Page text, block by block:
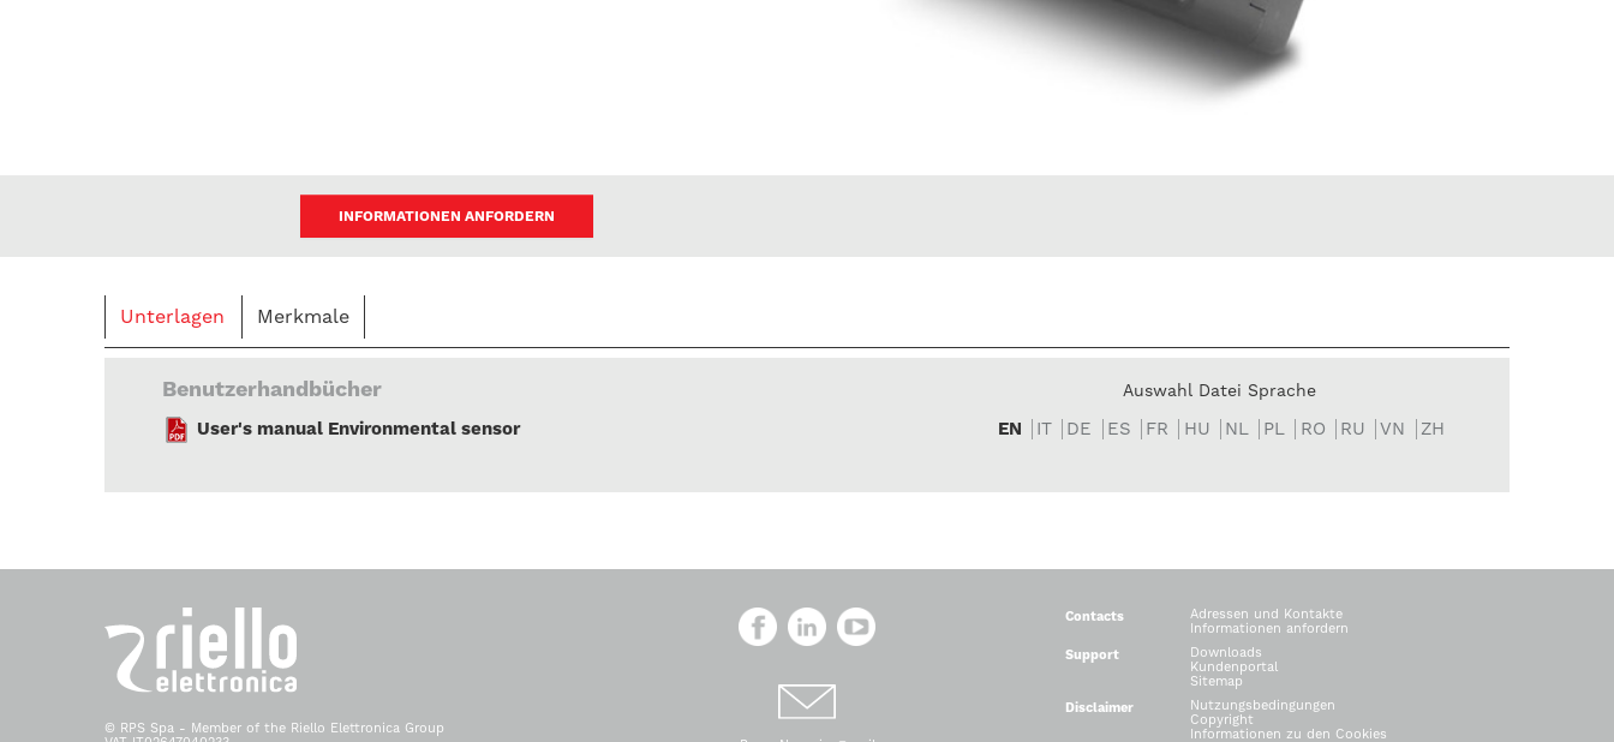
INFORMATIONEN ANFORDERN
Unterlagen Merkmale
Benutzerhandbücher Auswahl Datei Sprache
User's manual Environmental sensor EN IT DE ES FR HU NL PL RO RU VN ZH
© RPS Spa - Member of the Riello Elettronica Group
Contacts
Adressen und Kontakte
Informationen anfordern
Support
Downloads
Kundenportal
Sitemap
Disclaimer
Nutzungsbedingungen
Copyright
Informationen zu den Cookies